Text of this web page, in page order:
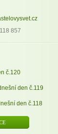
857
č.120
den č.119
den č.118